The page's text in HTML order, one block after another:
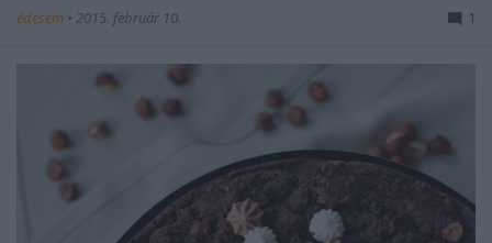
édesem • 2015. február 10. 1